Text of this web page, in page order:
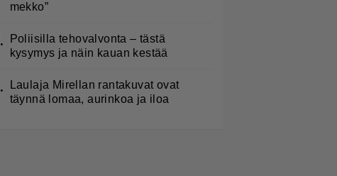
mekko”
Poliisilla tehovalvonta – tästä
kysymys ja näin kauan kestää
Laulaja Mirellan rantakuvat ovat
täynnä lomaa, aurinkoa ja iloa